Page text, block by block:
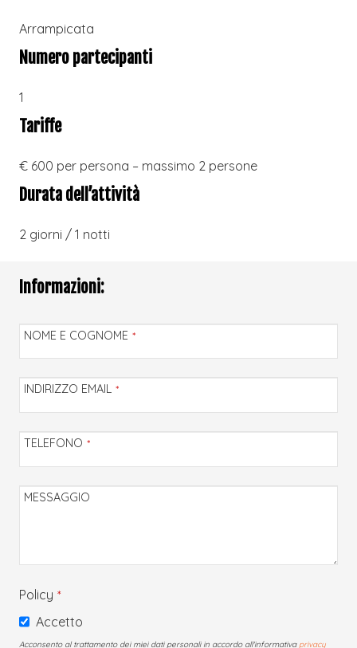
Arrampicata
Numero partecipanti
1
Tariffe
€ 600 per persona – massimo 2 persone
Durata dell’attività
2 giorni / 1 notti
Informazioni:
NOME E COGNOME *
INDIRIZZO EMAIL *
TELEFONO *
MESSAGGIO
Policy *
Accetto
Acconsento al trattamento dei miei dati personali in accordo all'informativa privacy